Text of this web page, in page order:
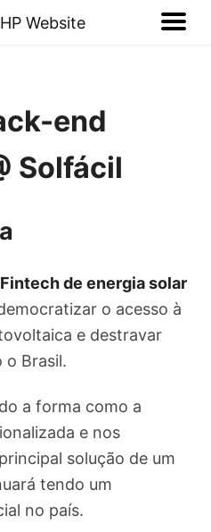
Website
end
Solfácil
de energia solar
o acesso à
e destravar
o Brasil.
a forma como a
e nos
solução de um
tendo um
no país.